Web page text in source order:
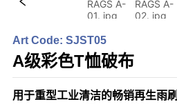
Art Code: SJST05
A级彩色T恤破布
用于重型工业清洁的畅销再生雨刷